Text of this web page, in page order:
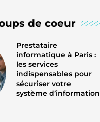
de coeur
Prestataire
informatique à Paris :
les services
indispensables pour
sécuriser votre
système d’information